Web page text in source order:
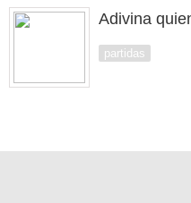
Adivina
partidas